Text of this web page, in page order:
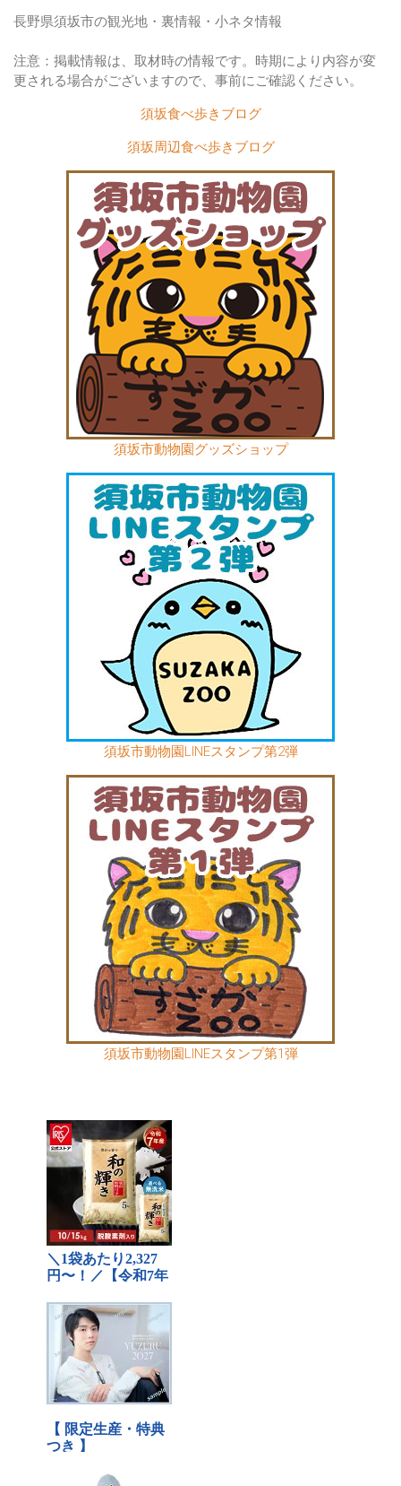
長野県須坂市の観光地・裏情報・小ネタ情報
注意：掲載情報は、取材時の情報です。時期により内容が変
更される場合がございますので、事前にご確認ください。
須坂食べ歩きブログ
須坂周辺食べ歩きブログ
須坂市動物園グッズショップ
須坂市動物園LINEスタンプ第2弾
須坂市動物園LINEスタンプ第1弾